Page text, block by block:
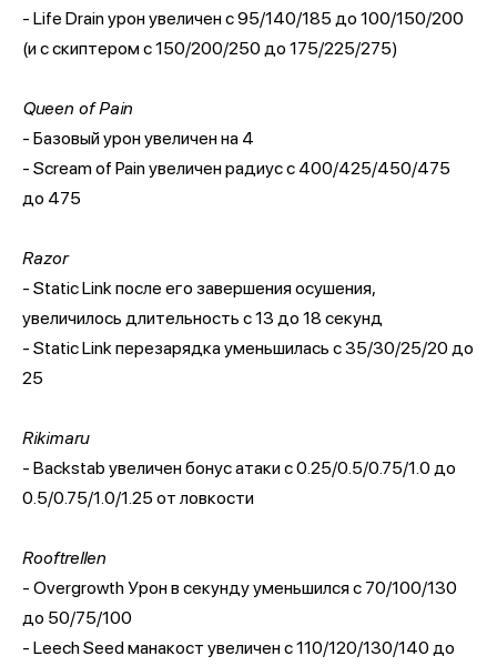
- Life Drain урон увеличен с 95/140/185 до 100/150/200
(и с скиптером с 150/200/250 до 175/225/275)
Queen of Pain
- Базовый урон увеличен на 4
- Scream of Pain увеличен радиус с 400/425/450/475
до 475
Razor
- Static Link после его завершения осушения,
увеличилось длительность с 13 до 18 секунд
- Static Link перезарядка уменьшилась с 35/30/25/20 до
25
Rikimaru
- Backstab увеличен бонус атаки с 0.25/0.5/0.75/1.0 до
0.5/0.75/1.0/1.25 от ловкости
Rooftrellen
- Overgrowth Урон в секунду уменьшился с 70/100/130
до 50/75/100
- Leech Seed манакост увеличен с 110/120/130/140 до